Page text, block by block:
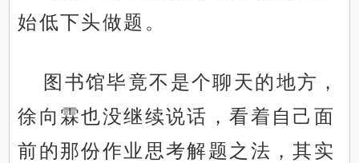
始低下头做题。
图书馆毕竟不是个聊天的地方，
徐向霖也没继续说话，看着自己面
前的那份作业思考解题之法，其实